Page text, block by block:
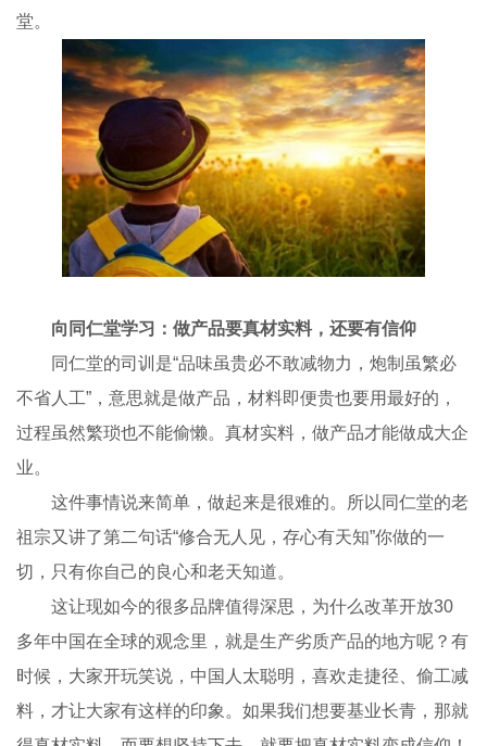
堂。
向同仁堂学习：做产品要真材实料，还要有信仰
同仁堂的司训是“品味虽贵必不敢减物力，炮制虽繁必
不省人工”，意思就是做产品，材料即便贵也要用最好的，
过程虽然繁琐也不能偷懒。真材实料，做产品才能做成大企
业。
这件事情说来简单，做起来是很难的。所以同仁堂的老
祖宗又讲了第二句话“修合无人见，存心有天知”你做的一
切，只有你自己的良心和老天知道。
这让现如今的很多品牌值得深思，为什么改革开放30
多年中国在全球的观念里，就是生产劣质产品的地方呢？有
时候，大家开玩笑说，中国人太聪明，喜欢走捷径、偷工减
料，才让大家有这样的印象。如果我们想要基业长青，那就